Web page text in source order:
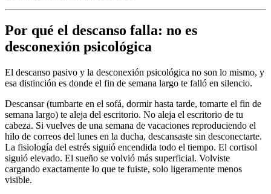
Por qué el descanso falla: no es
desconexión psicológica
El descanso pasivo y la desconexión psicológica no son lo mismo, y
esa distinción es donde el fin de semana largo te falló en silencio.
Descansar (tumbarte en el sofá, dormir hasta tarde, tomarte el fin de
semana largo) te aleja del escritorio. No aleja el escritorio de tu
cabeza. Si vuelves de una semana de vacaciones reproduciendo el
hilo de correos del lunes en la ducha, descansaste sin desconectarte.
La fisiología del estrés siguió encendida todo el tiempo. El cortisol
siguió elevado. El sueño se volvió más superficial. Volviste
cargando exactamente lo que te fuiste, solo ligeramente menos
visible.